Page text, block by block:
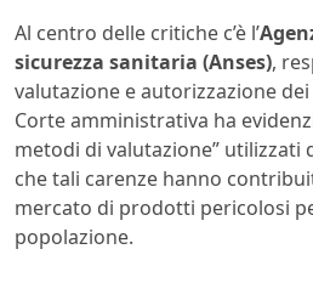
Al centro delle critiche c’è l’
sicurezza sanitaria (Anses),
valutazione e autorizzazione
Corte amministrativa ha
metodi di valutazione” utilizzati
che tali carenze hanno
mercato di prodotti pericolosi
popolazione.